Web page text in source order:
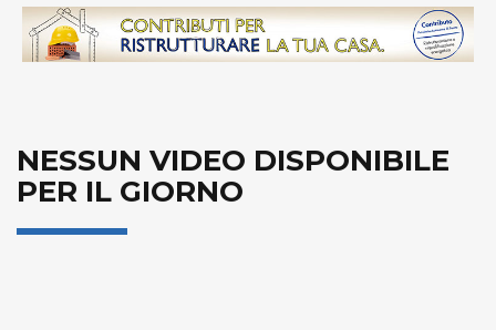
NESSUN VIDEO DISPONIBILE
PER IL GIORNO